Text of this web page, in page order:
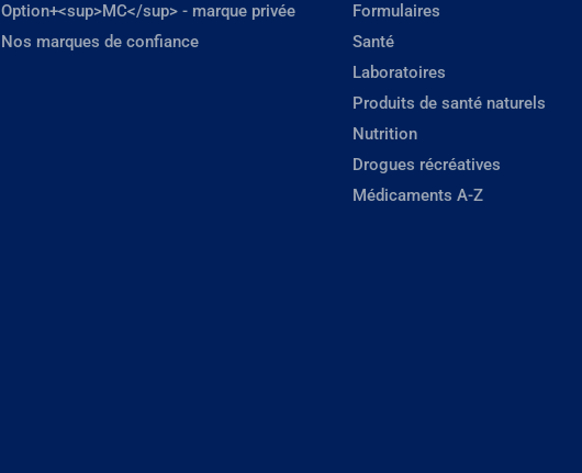
Option+<sup>MC</sup> - marque privée
Nos marques de confiance
Formulaires
Santé
Laboratoires
Produits de santé naturels
Nutrition
Drogues récréatives
Médicaments A-Z